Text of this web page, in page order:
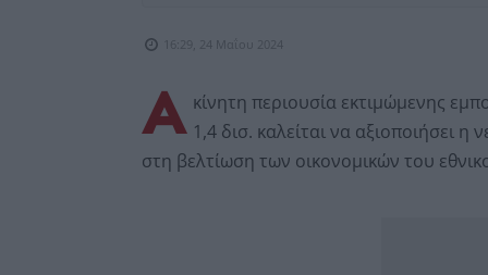
16:29, 24 Μαΐου 2024
Α κίνητη περιουσία εκτιμώμενης
1,4 δισ. καλείται να αξιοποιήσει
στη βελτίωση των οικονομικών του